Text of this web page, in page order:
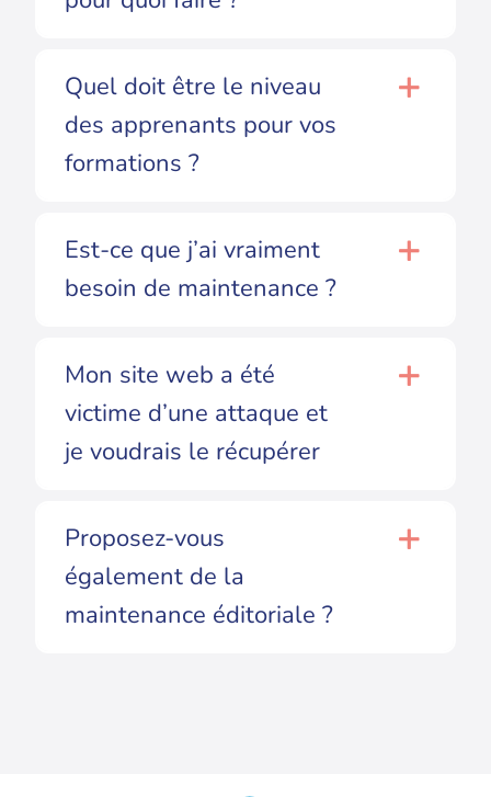
Quel doit être le niveau
des apprenants pour vos
formations ?
Est-ce que j’ai vraiment
besoin de maintenance ?
Mon site web a été
victime d’une attaque et
je voudrais le récupérer
Proposez-vous
également de la
maintenance éditoriale ?